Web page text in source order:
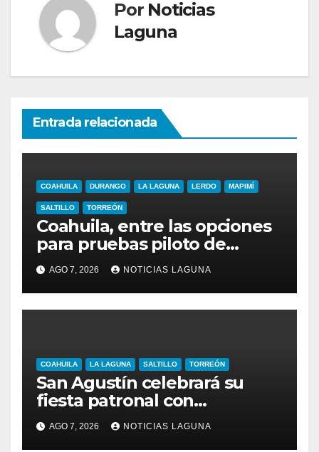
Por Noticias
Laguna
Entrada relacionada
COAHUILA DURANGO LA LAGUNA LERDO MAPIMÍ
SALTILLO TORREÓN
Coahuila, entre las opciones
para pruebas piloto de
extracción de gas
AGO 7, 2026 NOTICIAS LAGUNA
COAHUILA LA LAGUNA SALTILLO TORREÓN
San Agustín celebrará su
fiesta patronal con
conferencias para jóvenes y
familias
AGO 7, 2026 NOTICIAS LAGUNA